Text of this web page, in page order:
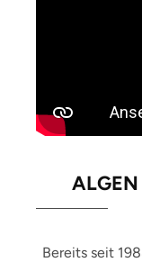
ALGEN
Bereits seit